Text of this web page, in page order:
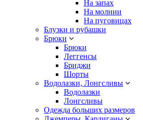
На запах
На молнии
На пуговицах
Блузки и рубашки
Брюки
Брюки
Леггенсы
Бриджи
Шорты
Водолазки, Лонгсливы
Водолазки
Лонгсливы
Одежда больших размеров